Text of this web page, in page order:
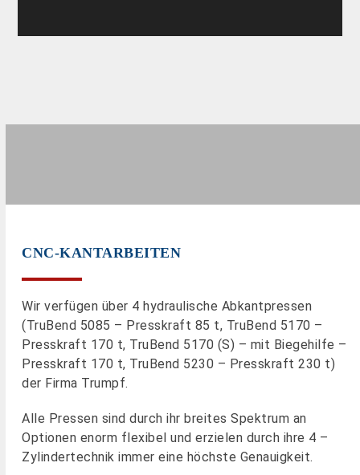
CNC-KANTARBEITEN
Wir verfügen über 4 hydraulische Abkantpressen
(TruBend 5085 – Presskraft 85 t, TruBend 5170 –
Presskraft 170 t, TruBend 5170 (S) – mit Biegehilfe –
Presskraft 170 t, TruBend 5230 – Presskraft 230 t)
der Firma Trumpf.
Alle Pressen sind durch ihr breites Spektrum an
Optionen enorm flexibel und erzielen durch ihre 4 –
Zylindertechnik immer eine höchste Genauigkeit.